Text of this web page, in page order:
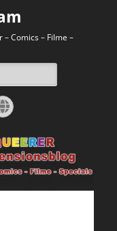
– Comics – Filme –